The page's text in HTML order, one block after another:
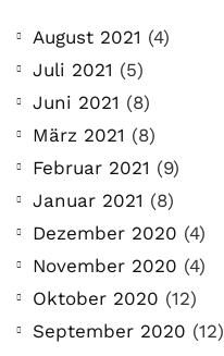
August 2021 (4)
Juli 2021 (5)
Juni 2021 (8)
März 2021 (8)
Februar 2021 (9)
Januar 2021 (8)
Dezember 2020 (4)
November 2020 (4)
Oktober 2020 (12)
September 2020 (12)